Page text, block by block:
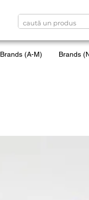
Brands (A-M) Brands